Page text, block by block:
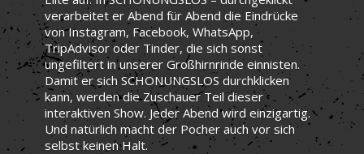
verarbeitet er Abend für Abend die Eindrücke
von Instagram, Facebook, WhatsApp,
TripAdvisor oder Tinder, die sich sonst
ungefiltert in unserer Großhirnrinde einnisten.
Damit er sich SCHONUNGSLOS durchklicken
kann, werden die Zuschauer Teil dieser
interaktiven Show. Jeder Abend wird einzigartig.
Und natürlich macht der Pocher auch vor sich
selbst keinen Halt.